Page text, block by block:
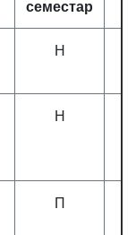
семестар
Н
Н
П